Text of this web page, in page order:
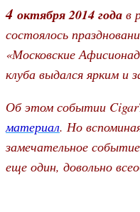
4 октября 2014 года в
состоялось
«Московские
клуба выдался ярким и
Об этом событии
материал. Но
замечательное
еще один, довольно